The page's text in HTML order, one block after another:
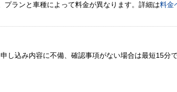
ランと車種によって料金が異なります。詳細は料金
し込み内容に不備、確認事項がない場合は最短15分